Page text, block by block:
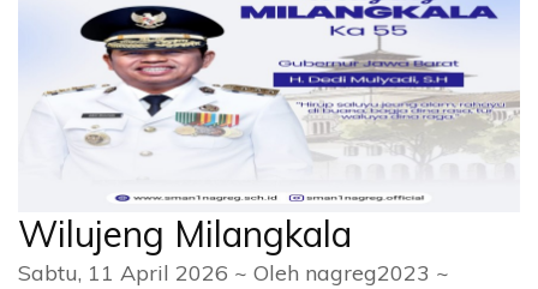
Wilujeng Milangkala
Sabtu, 11 April 2026 ~ Oleh nagreg2023 ~